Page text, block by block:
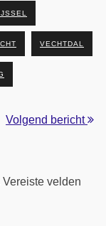
VECHTDAL
Volgend bericht
Vereiste velden